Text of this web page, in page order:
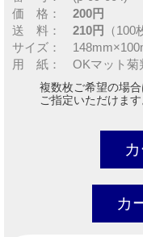
価 格： 200円
送 料： 210円
（100
サイズ：
用 紙： OKマット菊
複数枚ご希望の場
ご指定いただけます